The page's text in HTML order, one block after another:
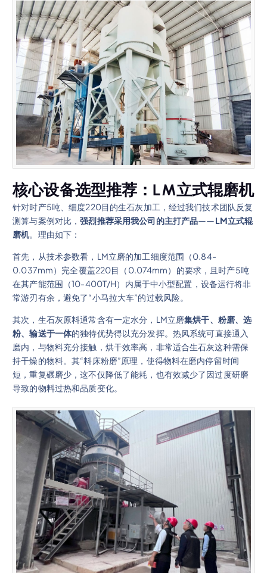
核心设备选型推荐：LM立式辊磨机
针对时产5吨、细度220目的生石灰加工，经过我们技术团队反复
测算与案例对比，强烈推荐采用我公司的主打产品——LM立式辊
磨机 。理由如下：
首先，从技术参数看，LM立磨的加工细度范围（0.84-
0.037mm）完全覆盖220目（0.074mm）的要求，且时产5吨
在其产能范围（10-400T/H）内属于中小型配置，设备运行将非
常游刃有余，避免了“小马拉大车”的过载风险。
其次，生石灰原料通常含有一定水分，LM立磨集烘干、粉磨、选
粉、输送于一体的独特优势得以充分发挥。热风系统可直接通入
磨内，与物料充分接触，烘干效率高，非常适合生石灰这种需保
持干燥的物料。其“料床粉磨”原理，使得物料在磨内停留时间
短，重复碾磨少，这不仅降低了能耗，也有效减少了因过度研磨
导致的物料过热和品质变化。